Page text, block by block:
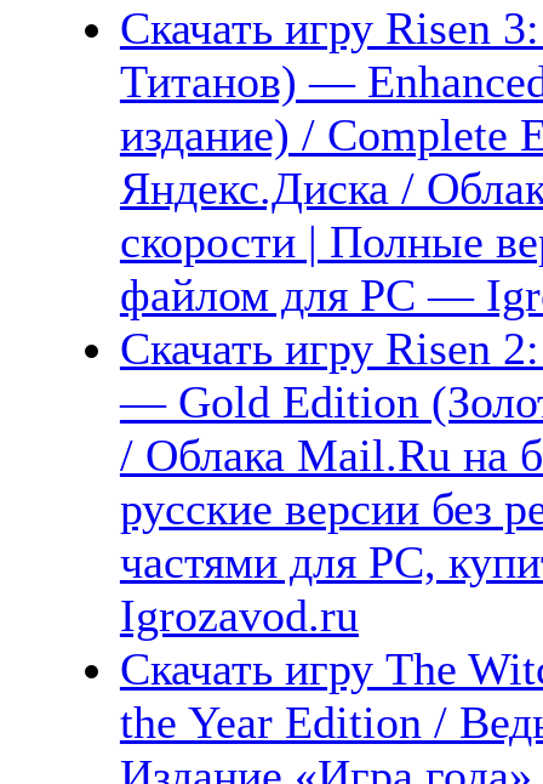
Скачать игру Risen
Титанов) —
издание) / Complete
Яндекс.Диска /
скорости | Полные
файлом для PC —
Скачать игру Risen
— Gold Edition
/ Облака Mail.Ru на
русские версии без
частями для PC,
Igrozavod.ru
Скачать игру The
the Year Edition /